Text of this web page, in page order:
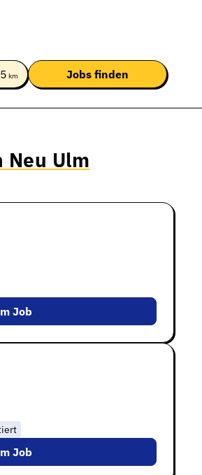
km
Ulm
Job
Job